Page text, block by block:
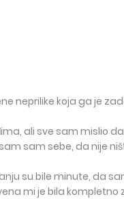
neprilike koja ga je
ali sve sam mislio
sam sebe, da nije
su bile minute, da
mi je bila kompletno